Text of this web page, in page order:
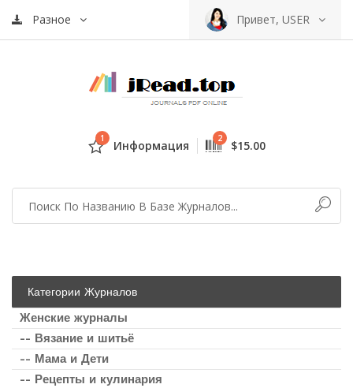
Разное Привет, USER
1 Информация 2 $15.00
Категории Журналов
Женские журналы
-- Вязание и шитьё
-- Мама и Дети
-- Рецепты и кулинария